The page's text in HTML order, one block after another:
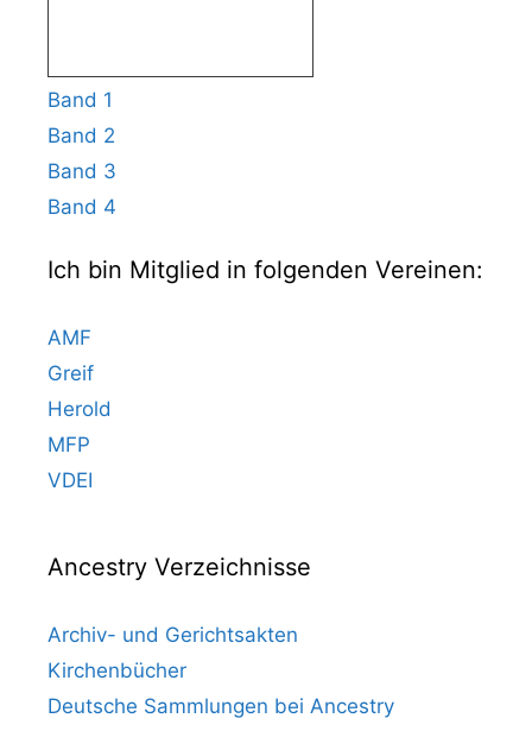
Band 1
Band 2
Band 3
Band 4
Ich bin Mitglied in folgenden Vereinen:
AMF
Greif
Herold
MFP
VDEI
Ancestry Verzeichnisse
Archiv- und Gerichtsakten
Kirchenbücher
Deutsche Sammlungen bei Ancestry